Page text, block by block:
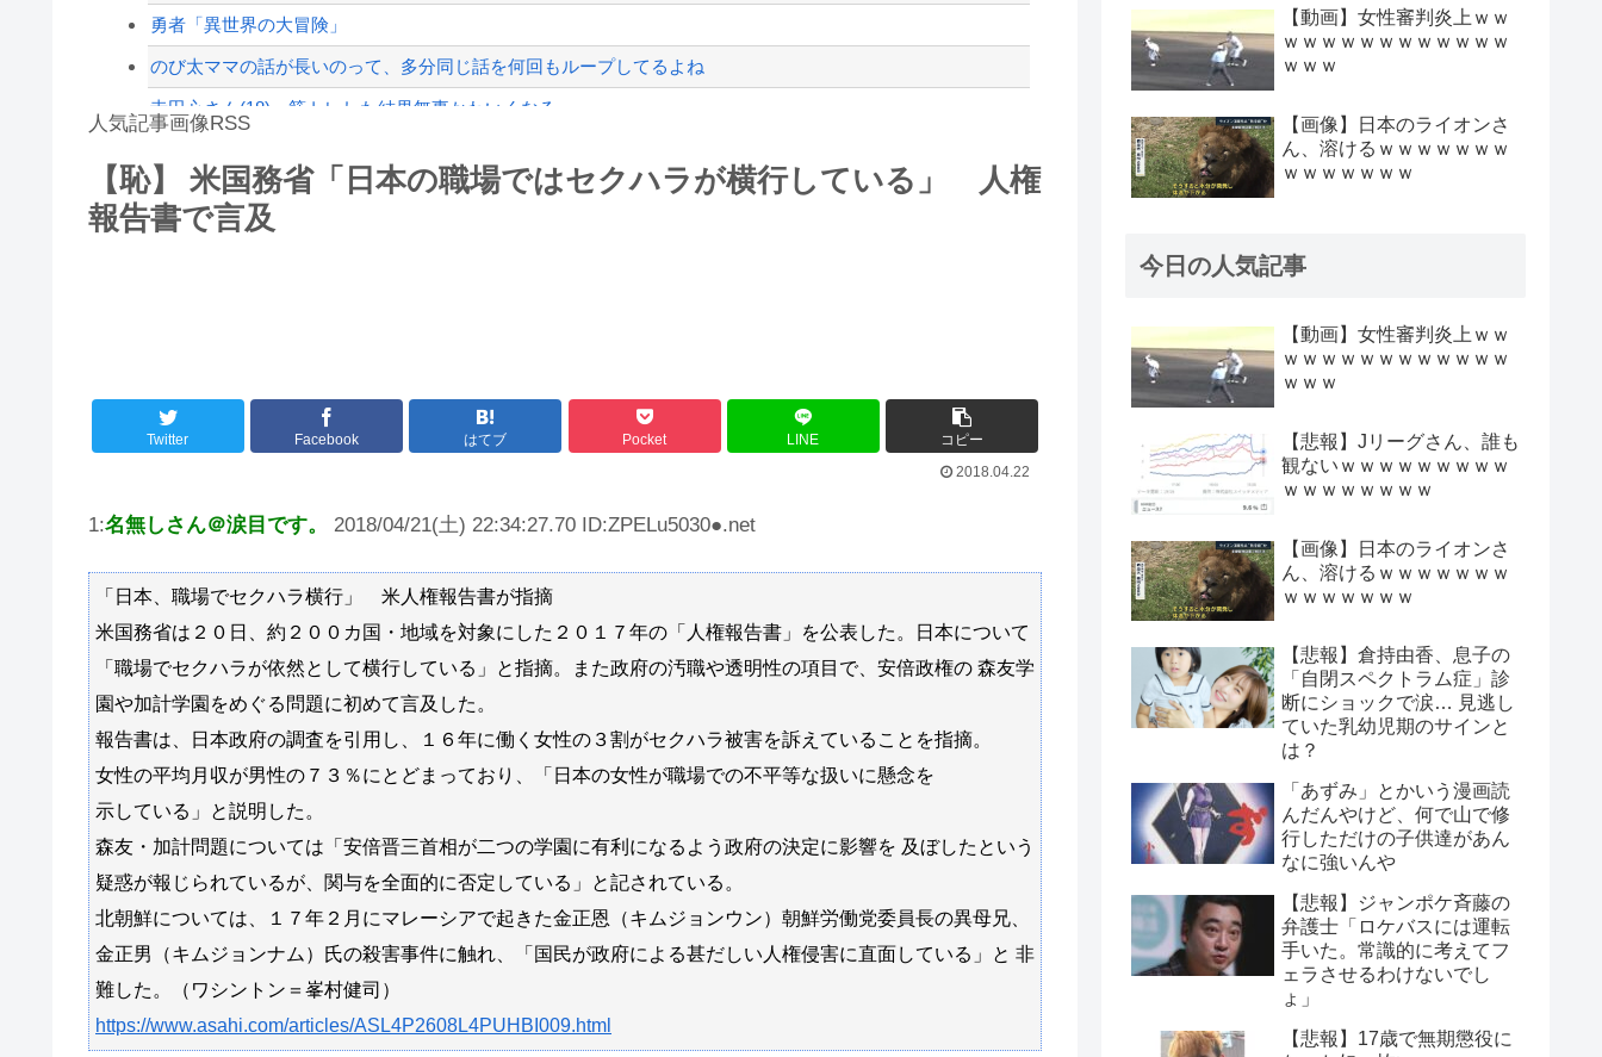
【緊急速報】NYで警官が黒人男性の首を絞め、暴動第二波不可避へ
勇者「異世界の大冒険」
のび太ママの話が長いのって、多分同じ話を何回もループしてるよね
寺田心さん(18)、筋トレした結果無事かわいくなる
インフルエンサー、Xの誹謗中傷により自殺→記者「これ、インプレゾンビが誹謗中傷の...
8/4のニュース
人気記事画像RSS
【恥】 米国務省「日本の職場ではセクハラが横行している」 人権
報告書で言及
Twitter Facebook はてブ Pocket LINE
コピー
2018.04.22
1:名無しさん＠涙目です。 2018/04/21(土) 22:34:27.70 ID:ZPELu5030●.net
「日本、職場でセクハラ横行」 米人権報告書が指摘
米国務省は２０日、約２００カ国・地域を対象にした２０１７年の「人権報告書」を公表した。日本について
「職場でセクハラが依然として横行している」と指摘。また政府の汚職や透明性の項目で、安倍政権の 森友学
園や加計学園をめぐる問題に初めて言及した。
報告書は、日本政府の調査を引用し、１６年に働く女性の３割がセクハラ被害を訴えていることを指摘。
女性の平均月収が男性の７３％にとどまっており、「日本の女性が職場での不平等な扱いに懸念を
示している」と説明した。
森友・加計問題については「安倍晋三首相が二つの学園に有利になるよう政府の決定に影響を 及ぼしたという
疑惑が報じられているが、関与を全面的に否定している」と記されている。
北朝鮮については、１７年２月にマレーシアで起きた金正恩（キムジョンウン）朝鮮労働党委員長の異母兄、
金正男（キムジョンナム）氏の殺害事件に触れ、「国民が政府による甚だしい人権侵害に直面している」と 非
難した。（ワシントン＝峯村健司）
https://www.asahi.com/articles/ASL4P2608L4PUHBI009.html
【動画】女性審判炎上ｗｗ
ｗｗｗｗｗｗｗｗｗｗｗｗ
ｗｗｗ
【画像】日本のライオンさ
ん、溶けるｗｗｗｗｗｗｗ
ｗｗｗｗｗｗｗ
今日の人気記事
【動画】女性審判炎上ｗｗ
ｗｗｗｗｗｗｗｗｗｗｗｗ
ｗｗｗ
【悲報】Jリーグさん、誰も
観ないｗｗｗｗｗｗｗｗｗ
ｗｗｗｗｗｗｗｗ
【画像】日本のライオンさ
ん、溶けるｗｗｗｗｗｗｗ
ｗｗｗｗｗｗｗ
【悲報】倉持由香、息子の
「自閉スペクトラム症」診
断にショックで涙… 見逃し
ていた乳幼児期のサインと
は？
「あずみ」とかいう漫画読
んだんやけど、何で山で修
行しただけの子供達があん
なに強いんや
【悲報】ジャンポケ斉藤の
弁護士「ロケバスには運転
手いた。常識的に考えてフ
ェラさせるわけないでし
ょ」
【悲報】17歳で無期懲役に